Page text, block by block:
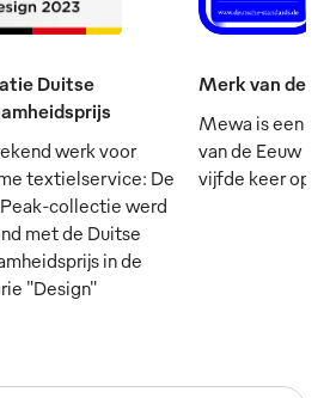
Duitse
werk voor
textielservice: De
collectie werd
met de Duitse
in de
"Design"
Merk van de
Mewa is een
van de Eeuw -
vijfde keer op